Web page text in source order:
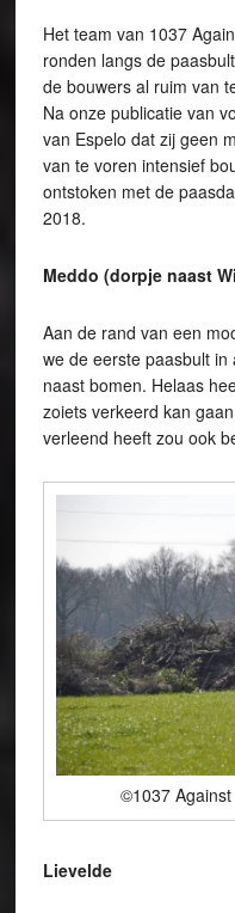
Het team van 1037
ronden langs de
de bouwers al ruim van
Na onze publicatie van
van Espelo dat zij geen
van te voren intensief
ontstoken met de
2018.
Meddo (dorpje naast
Aan de rand van een
we de eerste paasbult
naast bomen. Helaas
zoiets verkeerd kan
verleend heeft zou ook
©1037
Lievelde